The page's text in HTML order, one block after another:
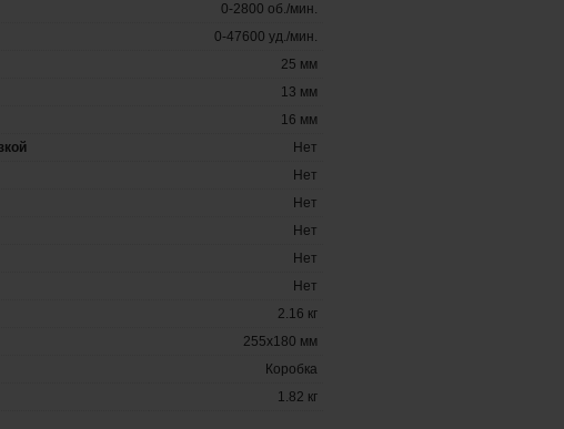
0-2800 об./мин.
0-47600 уд./мин.
25 мм
13 мм
16 мм
Нет
Нет
Нет
Нет
Нет
Нет
2.16 кг
255x180 мм
Коробка
1.82 кг